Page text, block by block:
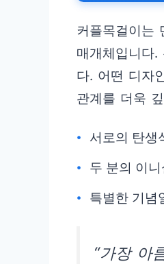
커플목걸이는
매개체입니다
다. 어떤 디자
관계를 더욱
서로의 탄생
두 분의 이
특별한 기념
“가장 아